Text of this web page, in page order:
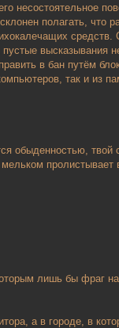
несостоятельное
полагать, что
средств.
высказывания
в бан путём
так и из
обыденностью, твой
пролистывает
лишь бы фраг
а в городе, в